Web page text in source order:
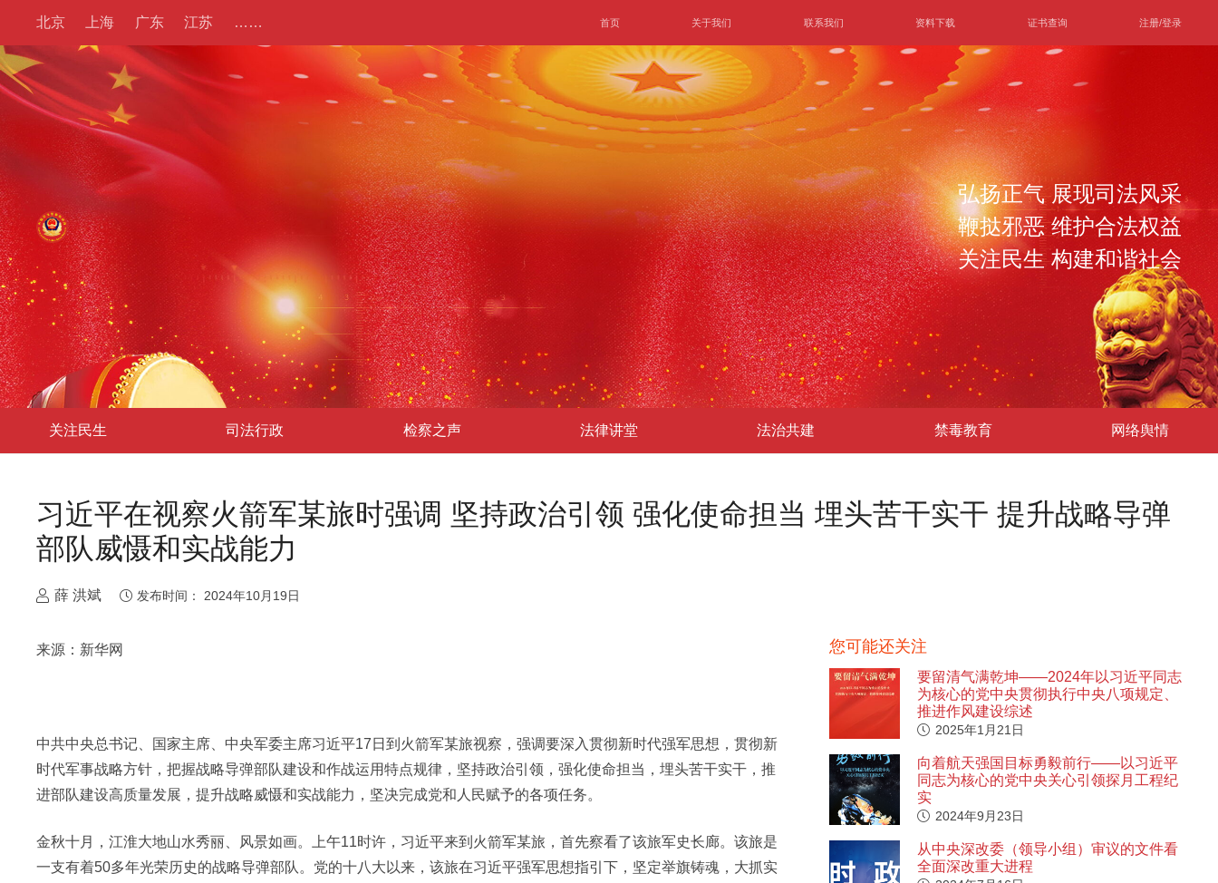
北京 上海 广东 江苏 …… 首页 关于我们 联系我们 资料下载 证书查询 注册/登录
弘扬正气 展现司法风采
鞭挞邪恶 维护合法权益
关注民生 构建和谐社会
关注民生 司法行政 检察之声 法律讲堂 法治共建 禁毒教育 网络舆情
习近平在视察火箭军某旅时强调 坚持政治引领 强化使命担当 埋头苦干实干 提升战略导弹
部队威慑和实战能力
薛 洪斌 发布时间： 2024年10月19日
来源：新华网
中共中央总书记、国家主席、中央军委主席习近平17日到火箭军某旅视察，强调要深入贯彻新时代强军思想，贯彻新
时代军事战略方针，把握战略导弹部队建设和作战运用特点规律，坚持政治引领，强化使命担当，埋头苦干实干，推
进部队建设高质量发展，提升战略威慑和实战能力，坚决完成党和人民赋予的各项任务。
金秋十月，江淮大地山水秀丽、风景如画。上午11时许，习近平来到火箭军某旅，首先察看了该旅军史长廊。该旅是
一支有着50多年光荣历史的战略导弹部队。党的十八大以来，该旅在习近平强军思想指引下，坚定举旗铸魂，大抓实
您可能还关注
要留清气满乾坤——2024年以习近平同志
为核心的党中央贯彻执行中央八项规定、
推进作风建设综述
2025年1月21日
向着航天强国目标勇毅前行——以习近平
同志为核心的党中央关心引领探月工程纪
实
2024年9月23日
从中央深改委（领导小组）审议的文件看
全面深改重大进程